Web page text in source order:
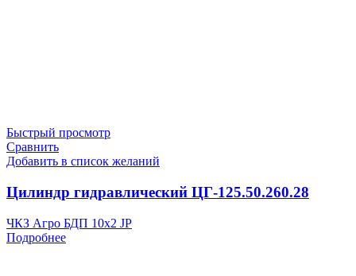
Быстрый просмотр
Сравнить
Добавить в список желаний
Цилиндр гидравлический ЦГ-125.50.260.28
ЧКЗ Агро БДП 10х2 JP
Подробнее